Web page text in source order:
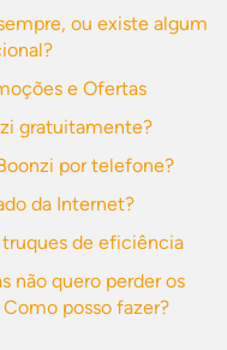
ou existe algum
e Ofertas
gratuitamente?
por telefone?
da Internet?
de eficiência
não quero perder os
posso fazer?